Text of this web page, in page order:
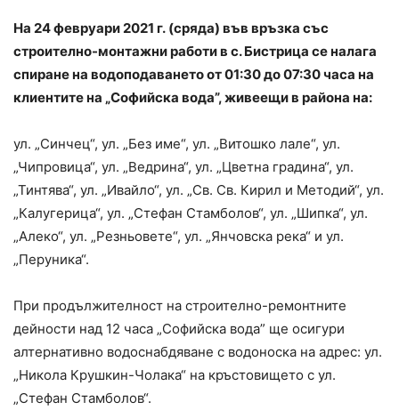
На 24 февруари 2021 г. (сряда) във връзка със
строително-монтажни работи в с. Бистрица се налага
спиране на водоподаването от 01:30 до 07:30 часа на
клиентите на „Софийска вода”, живеещи в района на:
ул. „Синчец“, ул. „Без име“, ул. „Витошко лале“, ул.
„Чипровица“, ул. „Ведрина“, ул. „Цветна градина“, ул.
„Тинтява“, ул. „Ивайло“, ул. „Св. Св. Кирил и Методий“, ул.
„Калугерица“, ул. „Стефан Стамболов“, ул. „Шипка“, ул.
„Алеко“, ул. „Резньовете“, ул. „Янчовска река“ и ул.
„Перуника“.
При продължителност на строително-ремонтните
дейности над 12 часа „Софийска вода” ще осигури
алтернативно водоснабдяване с водоноска на адрес: ул.
„Никола Крушкин-Чолака“ на кръстовището с ул.
„Стефан Стамболов“.